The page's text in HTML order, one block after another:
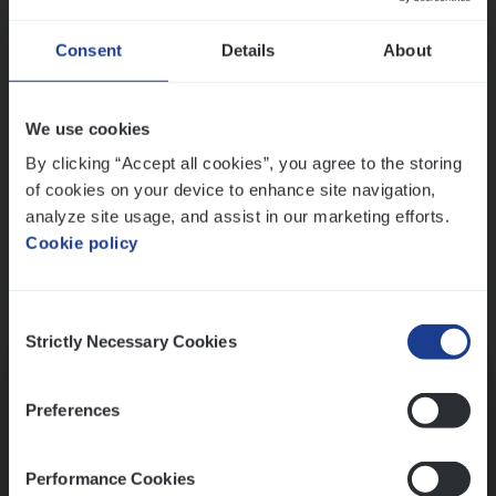
Consent Details About
We use cookies
By clicking “Accept all cookies”, you agree to the storing
of cookies on your device to enhance site navigation,
analyze site usage, and assist in our marketing efforts.
Cookie policy
Selection
Strictly Necessary Cookies
Preferences
Performance Cookies
Ons sollicitatieproces